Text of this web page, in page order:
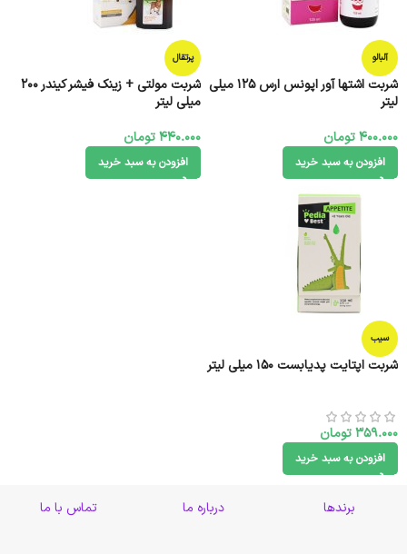
آلبالو
شربت اشتها آور اپونس ارس 125 میلی
لیتر
400.000تومان
افزودن به سبد خرید
پرتقال
شربت مولتی + زینک فیشر کیندر 200
میلی لیتر
440.000تومان
افزودن به سبد خرید
سیب
شربت اپتایت پدیابست 150 میلی لیتر
359.000تومان
افزودن به سبد خرید
برندها درباره ما تماس با ما